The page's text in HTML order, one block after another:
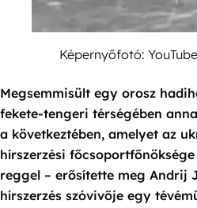
Képernyőfotó:
Megsemmisült egy orosz
fekete-tengeri térségében
a következtében, amelyet az
hírszerzési
reggel – erősítette meg Andrij
hírszerzés szóvivője egy